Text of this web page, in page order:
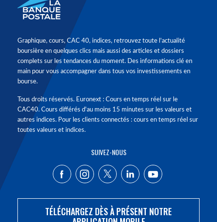
Graphique, cours, CAC 40, indices, retrouvez toute l'actualité
boursière en quelques clics mais aussi des articles et dossiers
complets sur les tendances du moment. Des informations clé en
main pour vous accompagner dans tous vos investissements en
bourse.
Tous droits réservés. Euronext : Cours en temps réel sur le
CAC40. Cours différés d'au moins 15 minutes sur les valeurs et
autres indices. Pour les clients connectés : cours en temps réel sur
toutes valeurs et indices.
SUIVEZ-NOUS
TÉLÉCHARGEZ DÈS À PRÉSENT NOTRE